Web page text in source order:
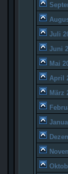
Juli
Juni
Mai
April
März